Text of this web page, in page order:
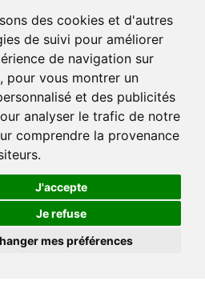
des cookies et d'autres
de suivi pour améliorer
de navigation sur
pour vous montrer un
et des publicités
analyser le trafic de notre
comprendre la provenance
J'accepte
Je refuse
mes préférences
Suivez-nous sur
de la peau, maquillage, toutes vos